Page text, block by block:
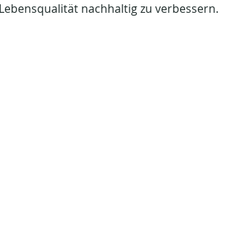
nachhaltig zu verbessern.